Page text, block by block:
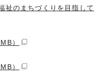
祉のまちづくりを目指して
）
）